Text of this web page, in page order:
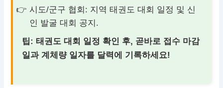
시도/군구 협회: 지역 태권도 대회 일정 및 신
인 발굴 대회 공지.
팁: 태권도 대회 일정 확인 후, 곧바로 접수 마감
일과 계체량 일자를 달력에 기록하세요!